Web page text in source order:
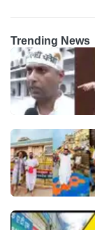
Trending News